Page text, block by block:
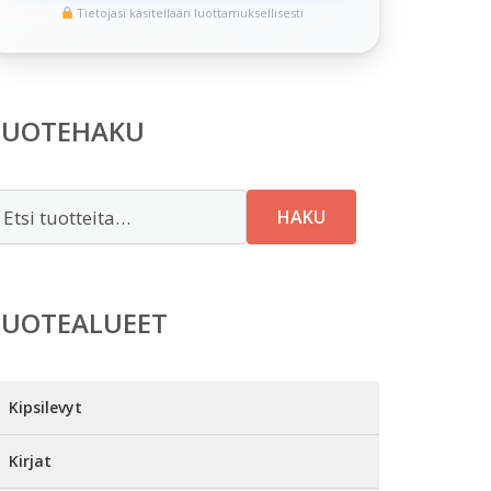
Tietojasi käsitellään luottamuksellisesti
HAKU
Kipsilevyt
Kirjat